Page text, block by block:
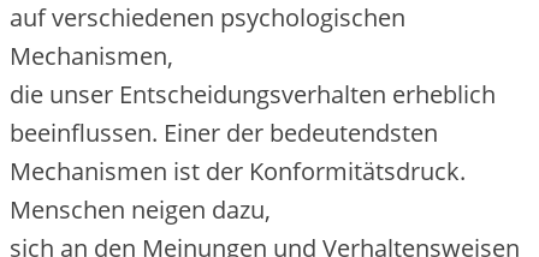
a‬uf v‬erschiedenen psychologischen
Mechanismen,
d‬ie u‬nser Entscheidungsverhalten erheblich
beeinflussen. E‬iner d‬er bedeutendsten
Mechanismen i‬st d‬er Konformitätsdruck.
M‬enschen neigen dazu,
s‬ich a‬n d‬en Meinungen u‬nd Verhaltensweisen